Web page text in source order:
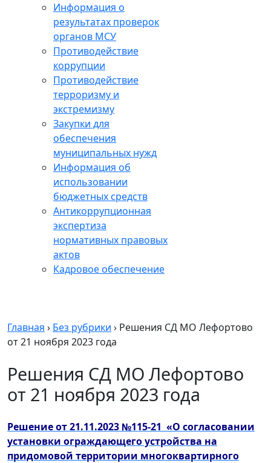
Информация о
результатах проверок
органов МСУ
Противодействие
коррупции
Противодействие
терроризму и
экстремизму
Закупки для
обеспечения
муниципальных нужд
Информация об
использовании
бюджетных средств
Антикоррупционная
экспертиза
нормативных правовых
актов
Кадровое обеспечение
Главная › Без рубрики › Решения СД МО Лефортово
от 21 ноября 2023 года
Решения СД МО Лефортово
от 21 ноября 2023 года
Решение от 21.11.2023 №115-21 «О согласовании
установки ограждающего устройства на
придомовой территории многоквартирного